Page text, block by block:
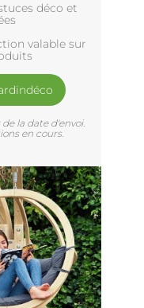
déco et
valable sur
la date d'envoi.
en cours.